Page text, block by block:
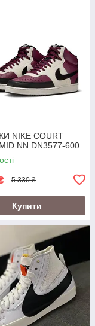
NIKE COURT
NN DN3577-600
5 330 ₴
Купити